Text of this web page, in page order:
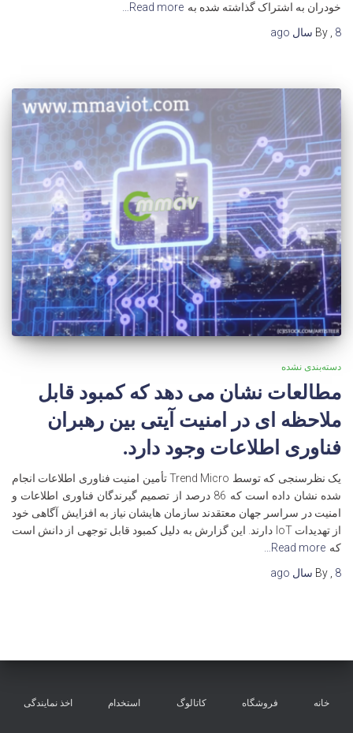
خودران به اشتراک گذاشته شده به Read more…
By , 8 سال
دسته‌بندی نشده
مطالعات نشان می دهد که کمبود قابل
ملاحظه ای در امنیت آیتی بین رهبران
فناوری اطلاعات وجود دارد.
یک نظرسنجی که توسط Trend Micro تأمین امنیت فناوری اطلاعات انجام
شده نشان داده است که 86 درصد از تصمیم گیرندگان فناوری اطلاعات و
امنیت در سراسر جهان معتقدند سازمان هایشان نیاز به افزایش آگاهی خود
از تهدیدات IoT دارند. این گزارش به دلیل کمبود قابل توجهی از دانش است
که Read more…
By
8 سال
خانه فروشگاه کاتالوگ استخدام اخذ نمایندگی